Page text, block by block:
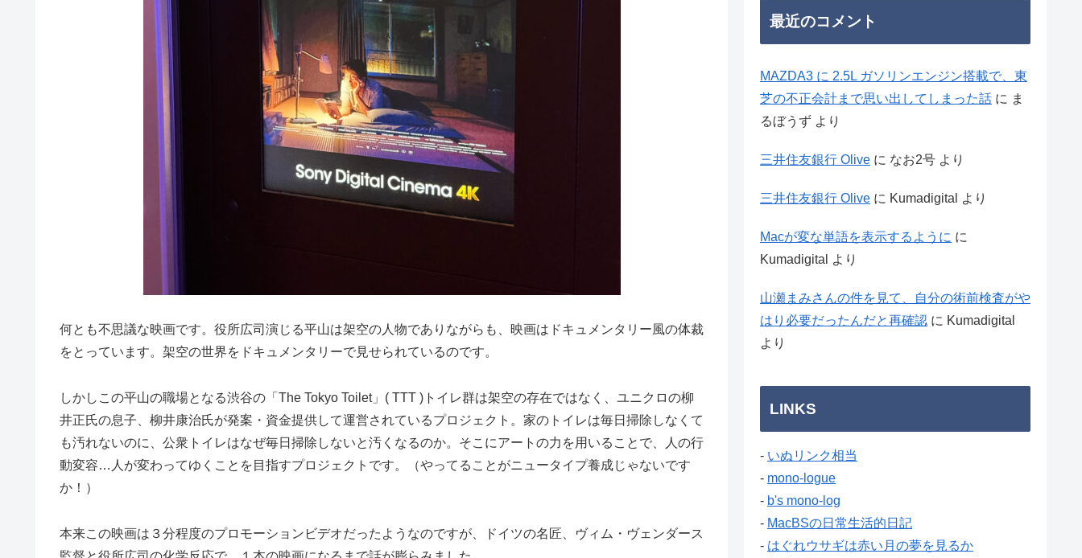
何とも不思議な映画です。役所広司演じる平山は架空の人物でありながらも、映画はドキュメンタリー風の体裁
をとっています。架空の世界をドキュメンタリーで見せられているのです。
しかしこの平山の職場となる渋谷の「The Tokyo Toilet」( TTT )トイレ群は架空の存在ではなく、ユニクロの柳
井正氏の息子、柳井康治氏が発案・資金提供して運営されているプロジェクト。家のトイレは毎日掃除しなくて
も汚れないのに、公衆トイレはなぜ毎日掃除しないと汚くなるのか。そこにアートの力を用いることで、人の行
動変容…人が変わってゆくことを目指すプロジェクトです。（やってることがニュータイプ養成じゃないです
か！）
本来この映画は３分程度のプロモーションビデオだったようなのですが、ドイツの名匠、ヴィム・ヴェンダース
最近のコメント
MAZDA3 に 2.5L ガソリンエンジン搭載で、東
芝の不正会計まで思い出してしまった話 に ま
るぼうず より
三井住友銀行 Olive に なお2号 より
三井住友銀行 Olive に Kumadigital より
Macが変な単語を表示するように に
Kumadigital
より
山瀬まみさんの件を見て、自分の術前検査がや
はり必要だったんだと再確認 に Kumadigital
より
LINKS
- いぬリンク相当
- mono-logue
- b's mono-log
- MacBSの日常生活的日記
- はぐれウサギは赤い月の夢を見るか